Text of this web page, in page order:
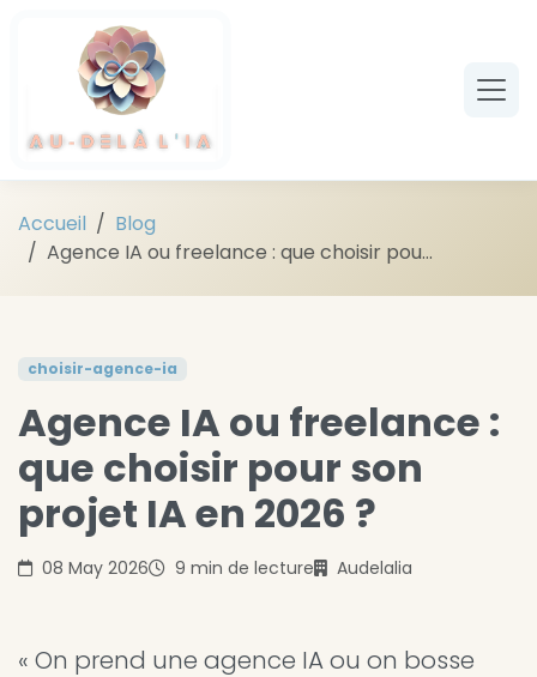
Aller au contenu principal
Accueil
Blog
Agence IA ou freelance : que choisir pou...
choisir-agence-ia
Agence IA ou freelance :
que choisir pour son
projet IA en 2026 ?
08 May 2026 9 min de lecture Audelalia
« On prend une agence IA ou on bosse